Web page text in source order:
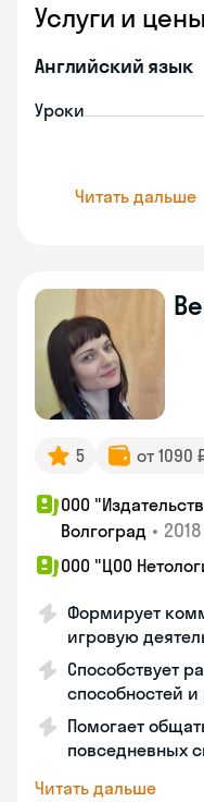
Услуги и цены
Английский язык
Уроки
Читать дальше
5 от 1090
ООО
Волгоград • 2018
ООО "ЦОО
Формирует
игровую
Способствует
способностей
Помогает
повседневных
Читать дальше